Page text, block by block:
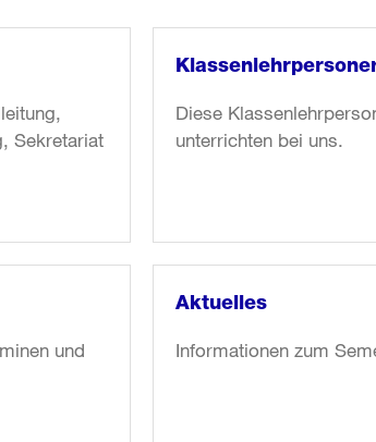
Sekretariat
Diese
unterrichten bei uns.
zum
Klassenlehrpersonen
und
Aktuelles
Informationen zum